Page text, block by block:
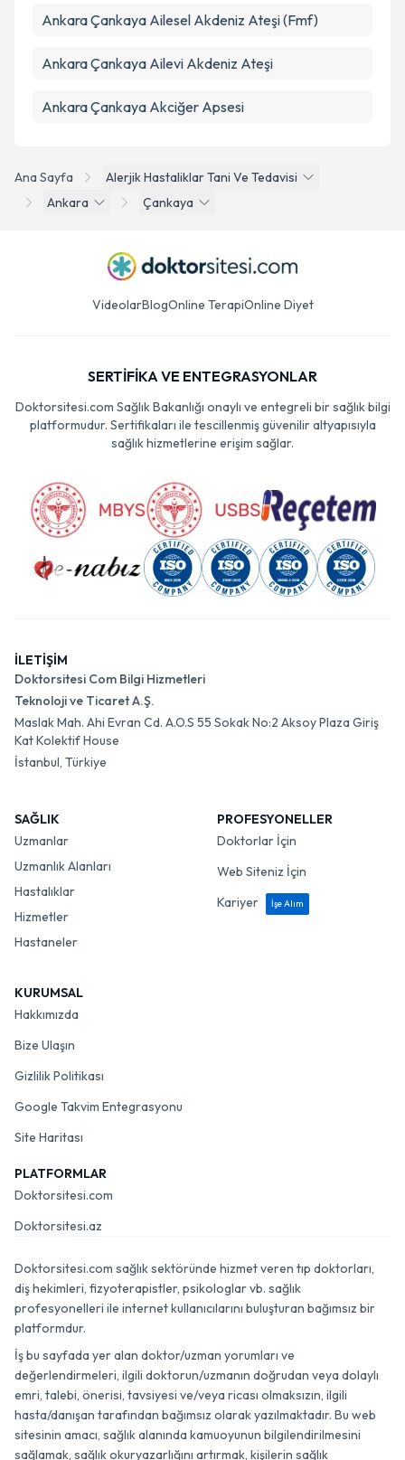
Ana Sayfa
Alerjik Hastaliklar Tani Ve Tedavisi
Ankara
Çankaya
Ankara Çankaya Ailesel Akdeniz Ateşi (Fmf)
Ankara Çankaya Ailevi Akdeniz Ateşi
Ankara Çankaya Akciğer Apsesi
VideolarBlogOnline TerapiOnline Diyet
SERTİFİKA VE ENTEGRASYONLAR
Doktorsitesi.com Sağlık Bakanlığı onaylı ve entegreli bir sağlık bilgi
platformudur. Sertifikaları ile tescillenmiş güvenilir altyapısıyla
sağlık hizmetlerine erişim sağlar.
İLETİŞİM
Doktorsitesi Com Bilgi Hizmetleri
Teknoloji ve Ticaret A.Ş.
Maslak Mah. Ahi Evran Cd. A.O.S 55 Sokak No:2 Aksoy Plaza Giriş
Kat Kolektif House
İstanbul, Türkiye
SAĞLIK
Uzmanlar
Uzmanlık Alanları
Hastalıklar
Hizmetler
Hastaneler
PROFESYONELLER
Doktorlar İçin
Web Siteniz İçin
Kariyer
İşe Alım
KURUMSAL
Hakkımızda
Bize Ulaşın
Gizlilik Politikası
Google Takvim Entegrasyonu
Site Haritası
PLATFORMLAR
Doktorsitesi.com
Doktorsitesi.az
Doktorsitesi.com sağlık sektöründe hizmet veren tıp doktorları,
diş hekimleri, fizyoterapistler, psikologlar vb. sağlık
profesyonelleri ile internet kullanıcılarını buluşturan bağımsız bir
platformdur.
İş bu sayfada yer alan doktor/uzman yorumları ve
değerlendirmeleri, ilgili doktorun/uzmanın doğrudan veya dolaylı
emri, talebi, önerisi, tavsiyesi ve/veya ricası olmaksızın, ilgili
hasta/danışan tarafından bağımsız olarak yazılmaktadır. Bu web
sitesinin amacı, sağlık alanında kamuoyunun bilgilendirilmesini
sağlamak, sağlık okuryazarlığını artırmak, kişilerin sağlık